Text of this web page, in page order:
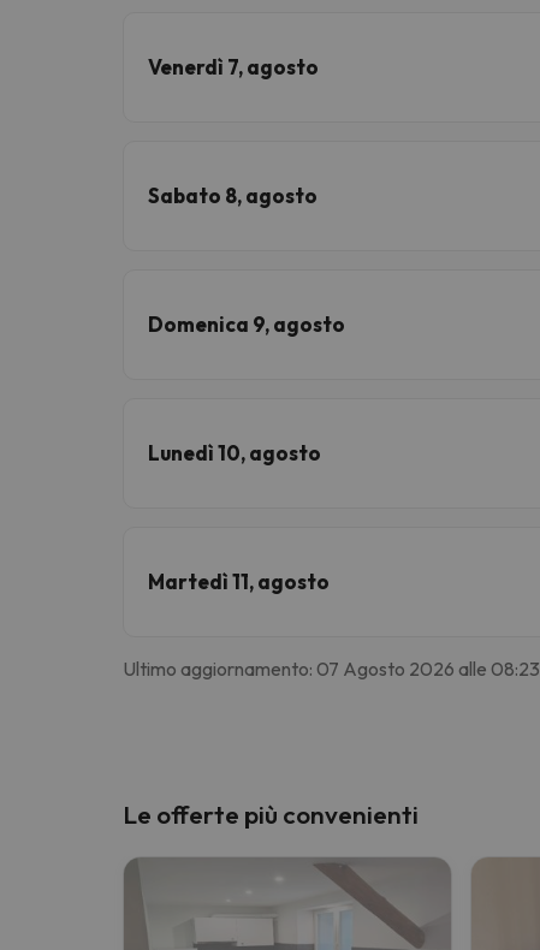
Venerdì 7, agosto
Sabato 8, agosto
Domenica 9, agosto
Lunedì 10, agosto
Martedì 11, agosto
Ultimo aggiornamento: 07 Agosto 2026 alle 08:23
Le offerte più convenienti